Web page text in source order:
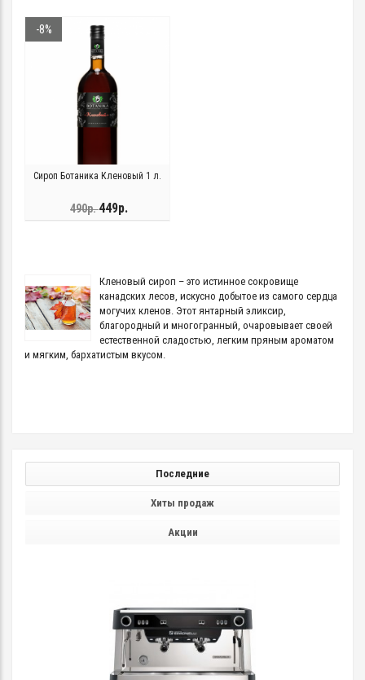
-8%
Сироп Ботаника Кленовый 1 л.
490р.449р.
Кленовый сироп – это истинное сокровище
канадских лесов, искусно добытое из самого сердца
могучих кленов. Этот янтарный эликсир,
благородный и многогранный, очаровывает своей
естественной сладостью, легким пряным ароматом
и мягким, бархатистым вкусом.
Последние
Хиты продаж
Акции